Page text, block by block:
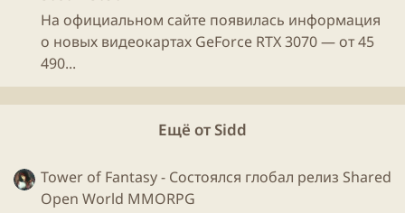
На официальном сайте появилась информация
о новых видеокартах GeForce RTX 3070 — от 45
490...
Ещё от Sidd
Tower of Fantasy - Состоялся глобал релиз Shared
Open World MMORPG